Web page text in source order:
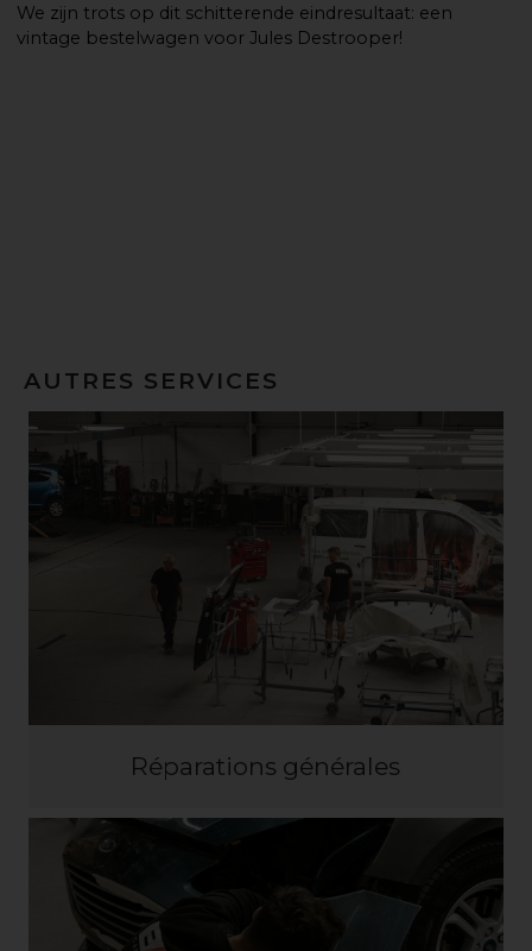
We zijn trots op dit schitterende eindresultaat: een
vintage bestelwagen voor Jules Destrooper!
AUTRES SERVICES
Réparations générales